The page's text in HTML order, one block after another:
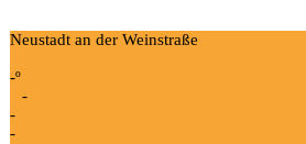
Neustadt an der Weinstraße
-º
-
-
-